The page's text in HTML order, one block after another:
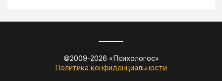
©2009-2026 «Психологос»
Политика конфиденциальности